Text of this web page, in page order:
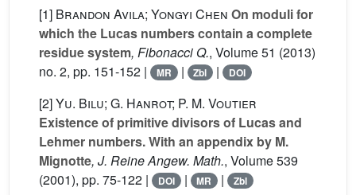
[1] Brandon Avila; Yongyi Chen On moduli for
which the Lucas numbers contain a complete
residue system, Fibonacci Q., Volume 51 (2013)
no. 2, pp. 151-152 |
MR | Zbl | DOI
[2]Yu. Bilu; G. Hanrot; P. M. Voutier
Existence of primitive divisors of Lucas and
Lehmer numbers. With an appendix by M.
Mignotte, J. Reine Angew. Math., Volume 539
(2001), pp. 75-122 |
DOI | MR | Zbl